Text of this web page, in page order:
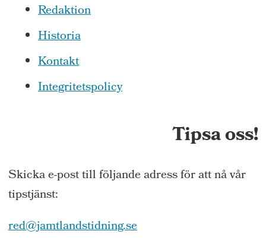
Redaktion
Historia
Kontakt
Integritetspolicy
Tipsa oss!
Skicka e-post till följande adress för att nå vår
tipstjänst:
red@jamtlandstidning.se